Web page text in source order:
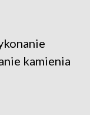
kamienia